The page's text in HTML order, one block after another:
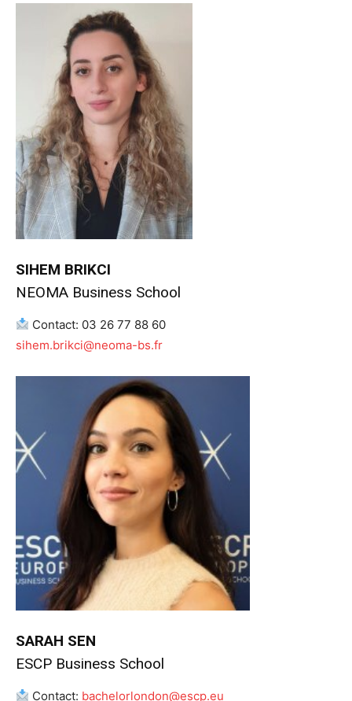
SIHEM BRIKCI
NEOMA Business School
Contact: 03 26 77 88 60
sihem.brikci@neoma-bs.fr
SARAH SEN
ESCP Business School
Contact: bachelorlondon@escp.eu